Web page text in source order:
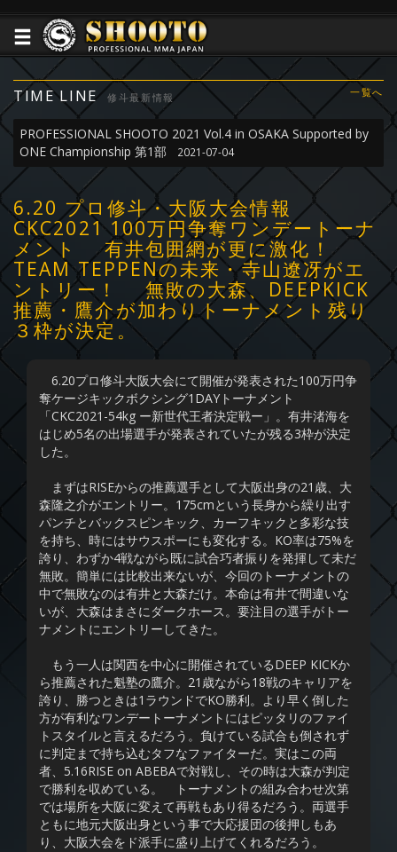
TIME LINE 修斗最新情報 一覧へ
PROFESSIONAL SHOOTO 2021 Vol.4 in OSAKA Supported by
ONE Championship 第1部
2021-07-04
6.20 プロ修斗・大阪大会情報
CKC2021 100万円争奪ワンデートーナ
メント 有井包囲網が更に激化！
TEAM TEPPENの未来・寺山遼冴がエ
ントリー！ 無敗の大森、DEEPKICK
推薦・鷹介が加わりトーナメント残り
３枠が決定。
6.20プロ修斗大阪大会にて開催が発表された100万円争
奪ケージキックボクシング1DAYトーナメント
「CKC2021-54kg ー新世代王者決定戦ー」。有井渚海を
はじめ5名の出場選手が発表されていたが残る3枠が決定
した。
まずはRISEからの推薦選手として大阪出身の21歳、大
森隆之介がエントリー。175cmという長身から繰り出す
パンチとバックスピンキック、カーフキックと多彩な技
を持ち、時にはサウスポーにも変化する。KO率は75%を
誇り、わずか4戦ながら既に試合巧者振りを発揮して未だ
無敗。簡単には比較出来ないが、今回のトーナメントの
中で無敗なのは有井と大森だけ。本命は有井で間違いな
いが、大森はまさにダークホース。要注目の選手がトー
ナメントにエントリーしてきた。
もう一人は関西を中心に開催されているDEEP KICKか
ら推薦された魁塾の鷹介。21歳ながら18戦のキャリアを
誇り、勝つときは1ラウンドでKO勝利。より早く倒した
方が有利なワンデートーナメントにはピッタリのファイ
トスタイルと言えるだろう。負けている試合も倒されず
に判定まで持ち込むタフなファイターだ。実はこの両
者、5.16RISE on ABEBAで対戦し、その時は大森が判定
で勝利を収めている。 トーナメントの組み合わせ次第
では場所を大阪に変えて再戦もあり得るだろう。両選手
ともに地元大阪出身という事で大応援団の後押しもあ
り、大阪大会をド派手に盛り上げてくれるだろう。